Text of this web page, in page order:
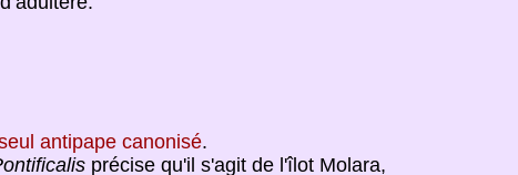
antipape canonisé.
précise qu'il s'agit de l'îlot Molara,